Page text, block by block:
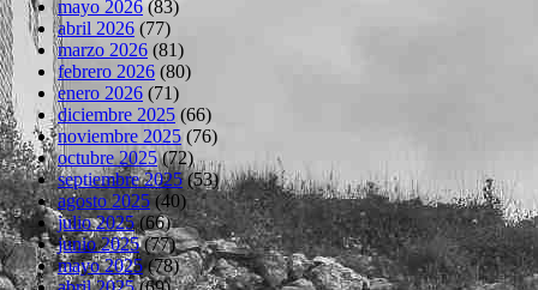
mayo 2026 (83)
abril 2026 (77)
marzo 2026 (81)
febrero 2026 (80)
enero 2026 (71)
diciembre 2025 (66)
noviembre 2025(76)
octubre 2025(72)
septiembre 2025(53)
agosto 2025(40)
julio 2025(66)
junio 2025(77)
mayo 2025(78)